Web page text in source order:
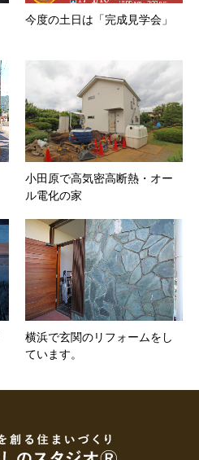
今度の土日は「完成見学会」
小田原で高気密高断熱・オー
ル電化の家
横浜で玄関のリフォームをし
ています。